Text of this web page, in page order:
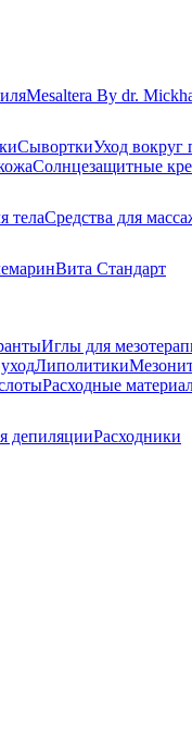
Mesaltera By dr.
СыворткиУход вокруг
Солнцезащитные
телаСредства для
Вита Стандарт
Иглы для
Липолитики
Расходные
депиляцииРасходники